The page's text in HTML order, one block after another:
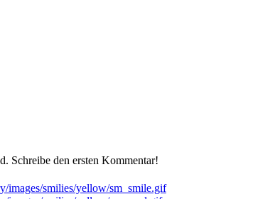
Schreibe den ersten Kommentar!